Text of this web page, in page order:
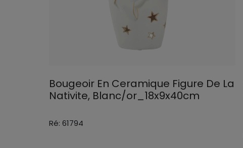
Bougeoir En Ceramique Figure De La
Nativite, Blanc/or_18x9x40cm
Ré: 61794